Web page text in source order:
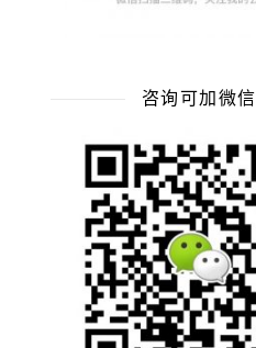
咨询可加微信